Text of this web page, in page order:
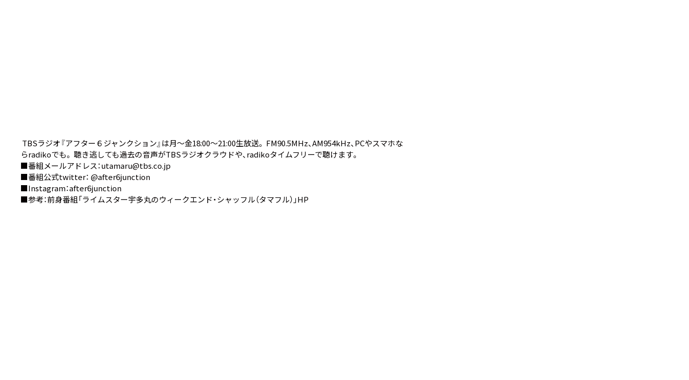
TBSラジオ『アフター６ジャンクション』は月～金18:00～21:00生放送。 FM90.5MHz、AM954kHz、PCやスマホな
らradikoでも。 聴き逃しても過去の音声がTBSラジオクラウドや、 radikoタイムフリーで聴けます。
■番組メールアドレス：utamaru@tbs.co.jp
■番組公式twitter： @after6junction
■Instagram：after6junction
■参考：前身番組「ライムスター宇多丸のウィークエンド・シャッフル（タマフル）」HP